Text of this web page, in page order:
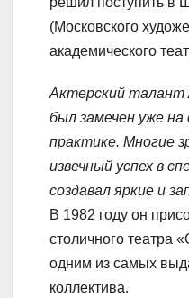
(Московского
академического
Актерский талант
был замечен уже на
практике. Многие
извечный успех в
создавал яркие и
В 1982 году он
столичного театра
одним из самых
коллектива.